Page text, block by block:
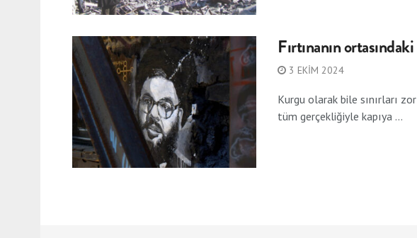
Fırtınanın
3 EKIM 2024
Kurgu olarak bile sınırları
tüm gerçekliğiyle kapıya ...